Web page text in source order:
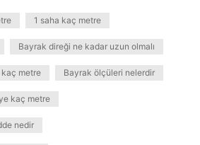
1 saha kaç metre
Bayrak direği ne kadar uzun olmalı
metre Bayrak ölçüleri nelerdir
kaç metre
nedir